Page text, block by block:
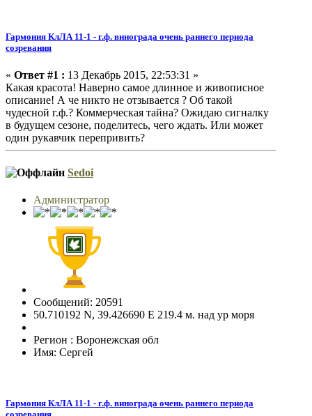
Гармония КлЛА 11-1 - г.ф. винограда очень раннего периода
созревания
« Ответ #1 : 13 Декабрь 2015, 22:53:31 »
Какая красота! Наверно самое длинное и живописное
описание! А че никто не отзывается ? Об такой
чудесной г.ф.? Коммерческая тайна? Ожидаю сигналку
в будущем сезоне, поделитесь, чего ждать. Или может
один рукавчик перепривить?
Sedoi
Администратор
Сообщений: 20591
50.710192 N, 39.426690 E 219.4 м. над ур моря
Регион : Воронежская обл
Имя: Сергей
Гармония КлЛА 11-1 - г.ф. винограда очень раннего периода